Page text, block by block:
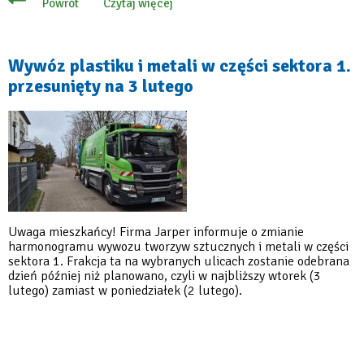
Powrót Czytaj więcej
o
zmiany
w
regulaminie
utrzymania
i
porządku
Wywóz plastiku i metali w części sektora 1.
przesunięty na 3 lutego
Uwaga mieszkańcy! Firma Jarper informuje o zmianie
harmonogramu wywozu tworzyw sztucznych i metali w części
sektora 1. Frakcja ta na wybranych ulicach zostanie odebrana
dzień później niż planowano, czyli w najbliższy wtorek (3
lutego) zamiast w poniedziałek (2 lutego).